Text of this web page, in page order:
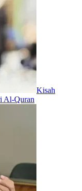
Kisah
Al-Quran